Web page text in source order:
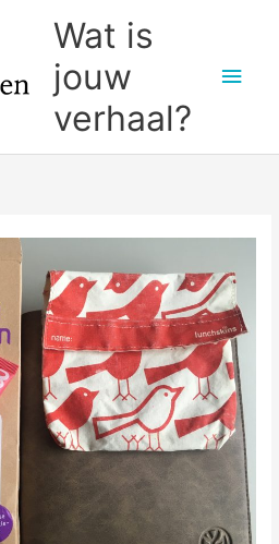
Wat is
jouw
verhaal?